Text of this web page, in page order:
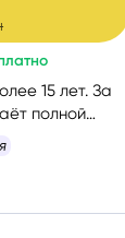
15 лет. За
полной
Таро